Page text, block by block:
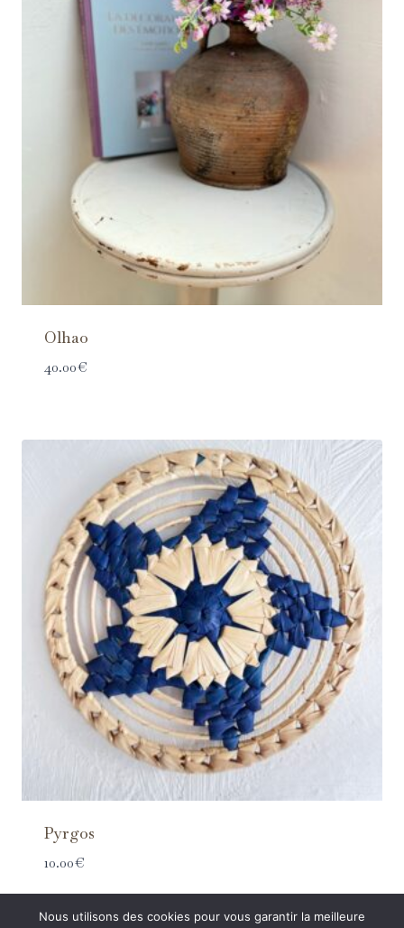
Olhao
40.00€
Pyrgos
10.00€
Nous utilisons des cookies pour vous garantir la meilleure